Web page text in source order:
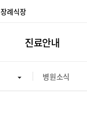
장례식장
진료안내
병원소식